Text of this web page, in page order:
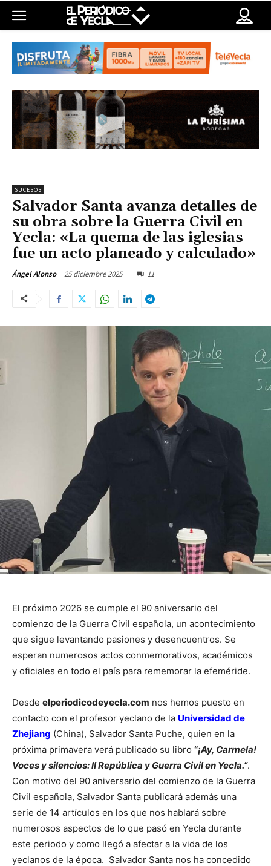
SUCESOS
Salvador Santa avanza detalles de
su obra sobre la Guerra Civil en
Yecla: «La quema de las iglesias
fue un acto planeado y calculado»
Ángel Alonso 25 diciembre 2025 11
El próximo 2026 se cumple el 90 aniversario del
comienzo de la Guerra Civil española, un acontecimiento
que sigue levantando pasiones y desencuentros. Se
esperan numerosos actos conmemorativos, académicos
y oficiales en todo el país para rememorar la efeméride.
Desde elperiodicodeyecla.com nos hemos puesto en
contacto con el profesor yeclano de la Universidad de
Zhejiang (China), Salvador Santa Puche, quien en la
próxima primavera verá publicado su libro “¡Ay, Carmela!
Voces y silencios: II República y Guerra Civil en Yecla.”.
Con motivo del 90 aniversario del comienzo de la Guerra
Civil española, Salvador Santa publicará además una
serie de 14 artículos en los que nos hablará sobre
numerosos aspectos de lo que pasó en Yecla durante
este periodo y como llegó a afectar a la vida de los
yeclanos de la época. Salvador Santa nos ha concedido